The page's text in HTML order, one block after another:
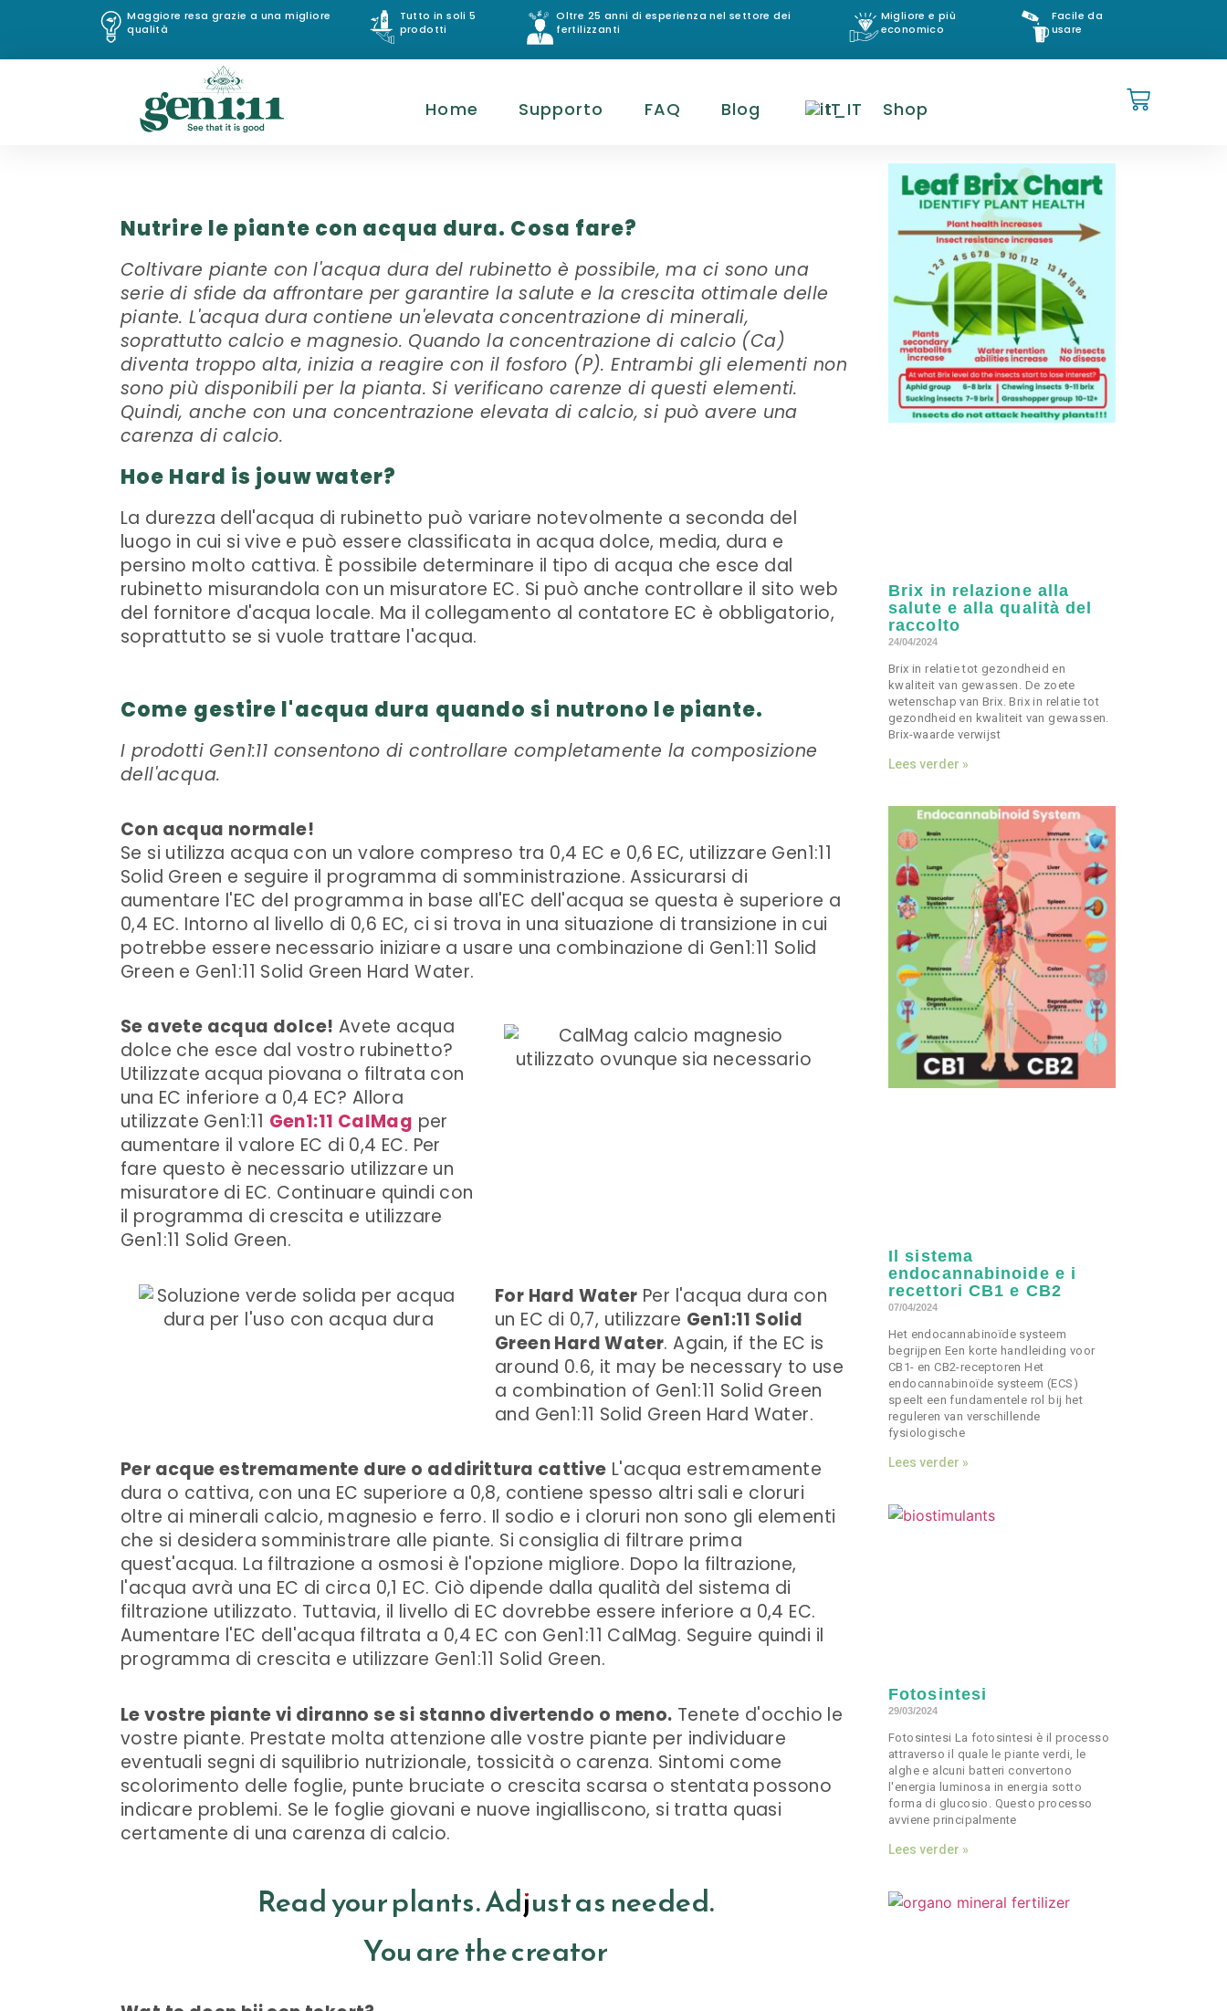
Maggiore resa grazie a una migliore
qualità
Tutto in soli 5
prodotti
Oltre 25 anni di esperienza nel settore dei
fertilizzanti
Migliore e più
economico
Facile da
usare
Home Supporto FAQ Blog IT Shop
Nutrire le piante con acqua dura. Cosa fare?
Coltivare piante con l'acqua dura del rubinetto è possibile, ma ci sono una
serie di sfide da affrontare per garantire la salute e la crescita ottimale delle
piante. L'acqua dura contiene un'elevata concentrazione di minerali,
soprattutto calcio e magnesio. Quando la concentrazione di calcio (Ca)
diventa troppo alta, inizia a reagire con il fosforo (P). Entrambi gli elementi non
sono più disponibili per la pianta. Si verificano carenze di questi elementi.
Quindi, anche con una concentrazione elevata di calcio, si può avere una
carenza di calcio.
Hoe Hard is jouw water?
La durezza dell'acqua di rubinetto può variare notevolmente a seconda del
luogo in cui si vive e può essere classificata in acqua dolce, media, dura e
persino molto cattiva. È possibile determinare il tipo di acqua che esce dal
rubinetto misurandola con un misuratore EC. Si può anche controllare il sito web
del fornitore d'acqua locale. Ma il collegamento al contatore EC è obbligatorio,
soprattutto se si vuole trattare l'acqua.
Come gestire l'acqua dura quando si nutrono le piante.
I prodotti Gen1:11 consentono di controllare completamente la composizione
dell'acqua.
Con acqua normale!
Se si utilizza acqua con un valore compreso tra 0,4 EC e 0,6 EC, utilizzare Gen1:11
Solid Green e seguire il programma di somministrazione. Assicurarsi di
aumentare l'EC del programma in base all'EC dell'acqua se questa è superiore a
0,4 EC. Intorno al livello di 0,6 EC, ci si trova in una situazione di transizione in cui
potrebbe essere necessario iniziare a usare una combinazione di Gen1:11 Solid
Green e Gen1:11 Solid Green Hard Water.
Se avete acqua dolce! Avete acqua
dolce che esce dal vostro rubinetto?
Utilizzate acqua piovana o filtrata con
una EC inferiore a 0,4 EC? Allora
utilizzate Gen1:11 Gen1:11 CalMag per
aumentare il valore EC di 0,4 EC. Per
fare questo è necessario utilizzare un
misuratore di EC. Continuare quindi con
il programma di crescita e utilizzare
Gen1:11 Solid Green.
For Hard Water Per l'acqua dura con
un EC di 0,7, utilizzare Gen1:11 Solid
Green Hard Water. Again, if the EC is
around 0.6, it may be necessary to use
a combination of Gen1:11 Solid Green
and Gen1:11 Solid Green Hard Water.
Per acque estremamente dure o addirittura cattive L'acqua estremamente
dura o cattiva, con una EC superiore a 0,8, contiene spesso altri sali e cloruri
oltre ai minerali calcio, magnesio e ferro. Il sodio e i cloruri non sono gli elementi
che si desidera somministrare alle piante. Si consiglia di filtrare prima
quest'acqua. La filtrazione a osmosi è l'opzione migliore. Dopo la filtrazione,
l'acqua avrà una EC di circa 0,1 EC. Ciò dipende dalla qualità del sistema di
filtrazione utilizzato. Tuttavia, il livello di EC dovrebbe essere inferiore a 0,4 EC.
Aumentare l'EC dell'acqua filtrata a 0,4 EC con Gen1:11 CalMag. Seguire quindi il
programma di crescita e utilizzare Gen1:11 Solid Green.
Le vostre piante vi diranno se si stanno divertendo o meno. Tenete d'occhio le
vostre piante. Prestate molta attenzione alle vostre piante per individuare
eventuali segni di squilibrio nutrizionale, tossicità o carenza. Sintomi come
scolorimento delle foglie, punte bruciate o crescita scarsa o stentata possono
indicare problemi. Se le foglie giovani e nuove ingialliscono, si tratta quasi
certamente di una carenza di calcio.
Read your plants. Adjust as needed.
You are the creator
Brix in relazione alla
salute e alla qualità del
raccolto
24/04/2024
Brix in relatie tot gezondheid en
kwaliteit van gewassen. De zoete
wetenschap van Brix. Brix in relatie tot
gezondheid en kwaliteit van gewassen.
Brix-waarde verwijst
Lees verder »
Il sistema
endocannabinoide e i
recettori CB1 e CB2
07/04/2024
Het endocannabinoïde systeem
begrijpen Een korte handleiding voor
CB1- en CB2-receptoren Het
endocannabinoïde systeem (ECS)
speelt een fundamentele rol bij het
reguleren van verschillende
fysiologische
Lees verder »
Fotosintesi
29/03/2024
Fotosintesi La fotosintesi è il processo
attraverso il quale le piante verdi, le
alghe e alcuni batteri convertono
l'energia luminosa in energia sotto
forma di glucosio. Questo processo
avviene principalmente
Lees verder »